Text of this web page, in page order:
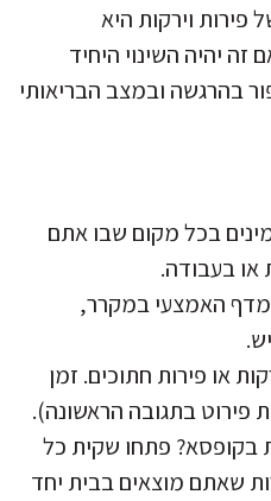
וירקות היא
יהיה השינוי היחיד
בהרגשה ובמצב הבריאותי
בכל מקום שבו אתם
או בעבודה.
האמצעי במקרר,
או פירות חתוכים. זמן
בקופסא? פתחו שקית כל
5 ירקות/פירות שאתם מוצאים בבית יחד